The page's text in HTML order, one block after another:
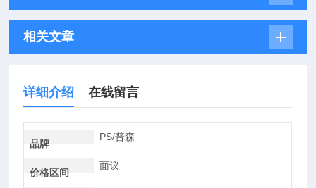
相关文章
详细介绍 在线留言
品牌
PS/普森
价格区间
面议